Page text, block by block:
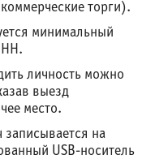
торги).
минимальный
личность можно
выезд
место.
записывается на
USB-носитель